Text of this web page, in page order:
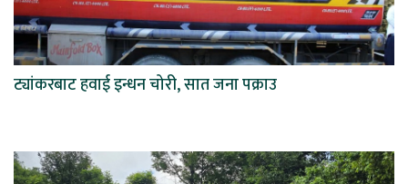
ट्यांकरबाट हवाई इन्धन चोरी, सात जना पक्राउ